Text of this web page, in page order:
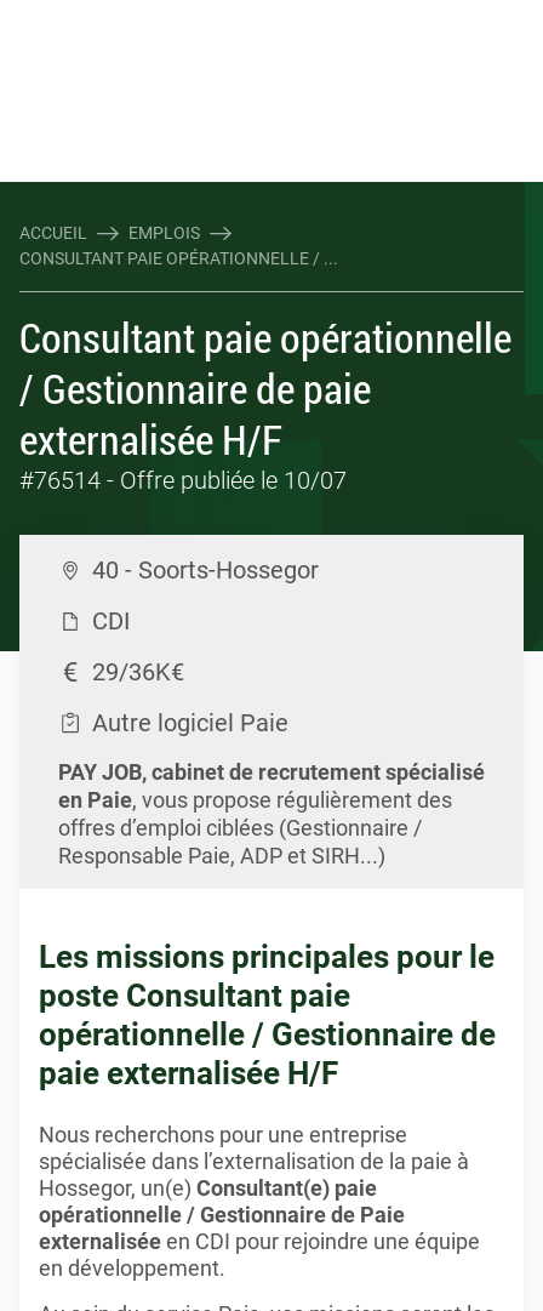
ACCUEIL
EMPLOIS
CONSULTANT PAIE OPÉRATIONNELLE / ...
Consultant paie opérationnelle
/ Gestionnaire de paie
externalisée H/F
#76514 - Offre publiée le 10/07
40 - Soorts-Hossegor
CDI
29/36K€
Autre logiciel Paie
PAY JOB, cabinet de recrutement spécialisé
en Paie, vous propose régulièrement des
offres d’emploi ciblées (Gestionnaire /
Responsable Paie, ADP et SIRH...)
Les missions principales pour le
poste Consultant paie
opérationnelle / Gestionnaire de
paie externalisée H/F
Nous recherchons pour une entreprise
spécialisée dans l’externalisation de la paie à
Hossegor, un(e) Consultant(e) paie
opérationnelle / Gestionnaire de Paie
externaliséeen CDI pour rejoindre une équipe
en développement.